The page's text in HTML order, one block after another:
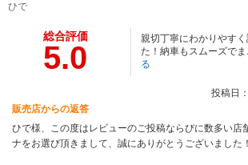
ひで
総合評価
5.0
親切丁寧にわかりやす
た！納車もスムーズでま
る
投稿日
販売店からの返答
ひで様、この度はレビューのご投稿ならびに数多い店
ナをお選び頂きまして、誠にありがとうございました